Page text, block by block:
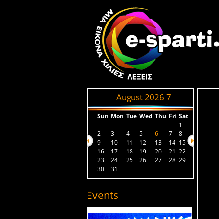
August 2026 7
Sun Mon Tue Wed Thu Fri Sat
1
2
3 4 5 6 7
8
9
10 11 12 13 14 15
16
17 18 19 20 21
22
23
24 25 26 27 28 29
30
31
Events